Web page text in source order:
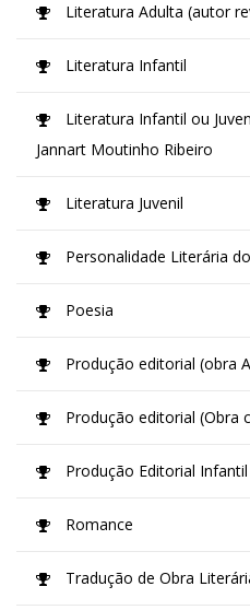
Literatura Adulta (autor
Literatura Infantil
Literatura Infantil ou
Jannart Moutinho Ribeiro
Literatura Juvenil
Personalidade Literária
Poesia
Produção editorial (obra
Produção editorial (Obra
Produção Editorial
Romance
Tradução de Obra